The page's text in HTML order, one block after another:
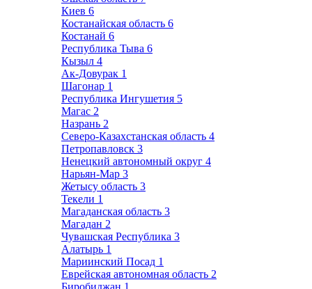
Киев 6
Костанайская область 6
Костанай 6
Республика Тыва 6
Кызыл 4
Ак-Довурак 1
Шагонар 1
Республика Ингушетия 5
Магас 2
Назрань 2
Северо-Казахстанская область 4
Петропавловск 3
Ненецкий автономный округ 4
Нарьян-Мар 3
Жетысу область 3
Текели 1
Магаданская область 3
Магадан 2
Чувашская Республика 3
Алатырь 1
Мариинский Посад 1
Еврейская автономная область 2
Биробиджан 1